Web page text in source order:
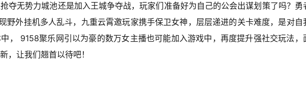
夺无势力城池还是加入王城争夺战，玩家们准备好为自己的公会出谋划策了吗？勇
野外挂机多人乱斗，九重云霄邀玩家携手保卫女神，层层递进的关卡难度，是对自
， 9158聚乐网引以为豪的数万女主播也可能加入游戏中，再度提升强社交玩法，
，让我们翘首以待吧！